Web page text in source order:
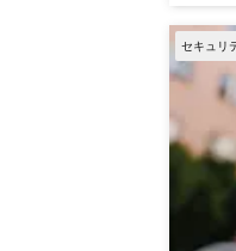
日稼
単純
あり
は魅
酬に
報酬
セキュリ